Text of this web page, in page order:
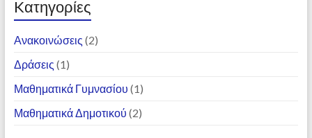
Kατηγορίες
Ανακοινώσεις (2)
Δράσεις (1)
Μαθηματικά Γυμνασίου (1)
Μαθηματικά Δημοτικού (2)